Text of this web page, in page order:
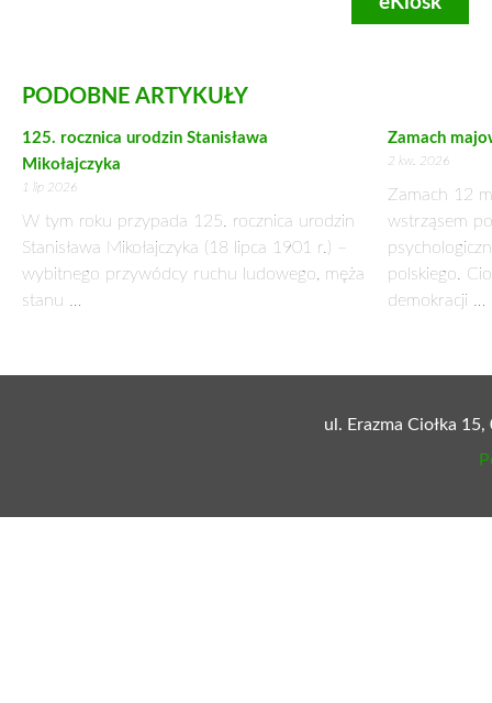
Epokowym wydarzeniem w naszych dziejach były wybory
Odbywały się one według ordynacji wyborczej z 28
powszechne, równe, tajne, bezpośrednie, proporcjonalne.
Czynnie i biernie prawo wyborcze przysługiwało
narodowości czy wyznania. Jedynym wyjątkiem mieli być
każdego obywatela miał dokładnie taką samą wartość.
bezpośrednie, co oznaczało, że wyborcy głosowali
zasadę proporcjonalności, zgodnie z którą liczba mandatów
kilometrów, aby oddać swój głos. Proporcjonalna